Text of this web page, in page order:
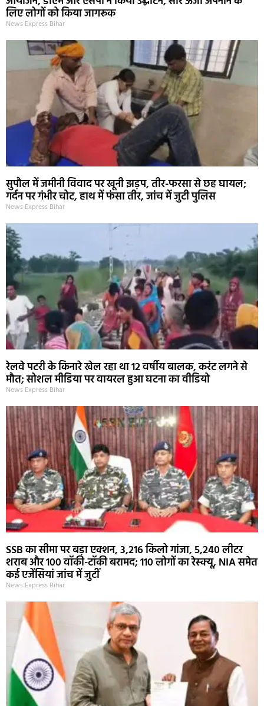
लिए लोगों को किया जागरूक
News Express Bihar
सुपौल में जमीनी विवाद पर खूनी झड़प, तीर-फरसा से छह घायल;
गर्दन पर गंभीर चोट, हाथ में फंसा तीर, जांच में जुटी पुलिस
News Express Bihar
रेलवे पटरी के किनारे खेल रहा था 12 वर्षीय बालक, करंट लगने से
मौत; सोशल मीडिया पर वायरल हुआ घटना का वीडियो
News Express Bihar
SSB का सीमा पर बड़ा एक्शन, 3,216 किलो गांजा, 5,240 लीटर
शराब और 100 वॉकी-टॉकी बरामद; 110 लोगों का रेस्क्यू, NIA समेत
कई एजेंसियां जांच में जुटीं
News Express Bihar